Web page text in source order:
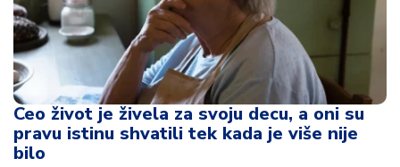
Ceo život je živela za svoju decu, a oni su
pravu istinu shvatili tek kada je više nije
bilo